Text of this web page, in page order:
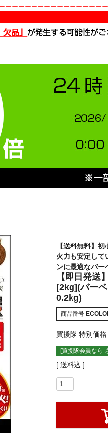
【送料無料】
火力も安定して
ンに最適なバー
【即日発送
[2kg](バー
0.2kg)
商品番号
買援隊 特別価格
[買援隊会員なら
送料込